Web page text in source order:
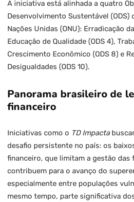
A iniciativa está alinhada a quatro
Desenvolvimento Sustentável (ODS)
Nações Unidas (ONU): Erradicação
Educação de Qualidade (ODS 4),
Crescimento Econômico (ODS 8) e
Desigualdades (ODS 10).
Panorama brasileiro de
financeiro
Iniciativas como o TD Impacta
desafio persistente no país: os
financeiro, que limitam a gestão das
contribuem para o avanço do
especialmente entre populações
mesmo tempo, parte significativa